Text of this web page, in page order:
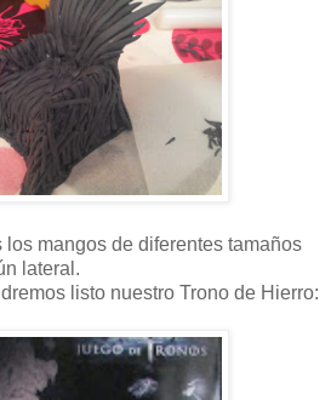
los mangos de diferentes tamaños
lateral.
listo nuestro Trono de Hierro: